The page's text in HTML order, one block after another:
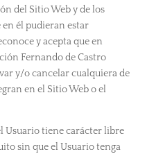
del Sitio Web y de los
él pudieran estar
y acepta que en
Fernando de Castro
y/o cancelar cualquiera de
en el Sitio Web o el
Usuario tiene carácter libre
sin que el Usuario tenga